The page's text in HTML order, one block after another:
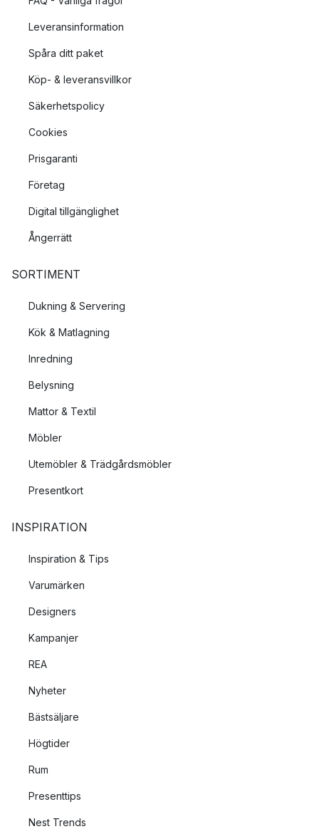
Leveransinformation
Spåra ditt paket
Köp- & leveransvillkor
Säkerhetspolicy
Cookies
Prisgaranti
Företag
Digital tillgänglighet
Ångerrätt
SORTIMENT
Dukning & Servering
Kök & Matlagning
Inredning
Belysning
Mattor & Textil
Möbler
Utemöbler & Trädgårdsmöbler
Presentkort
INSPIRATION
Inspiration & Tips
Varumärken
Designers
Kampanjer
REA
Nyheter
Bästsäljare
Högtider
Rum
Presenttips
Nest Trends